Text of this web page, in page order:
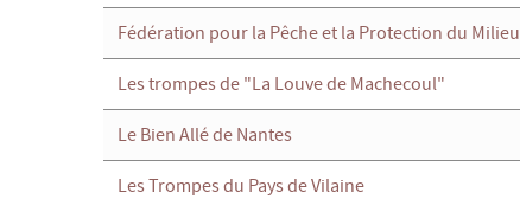
Fédération pour la Pêche et la Protection du
Les trompes de "La Louve de Machecoul"
Le Bien Allé de Nantes
Les Trompes du Pays de Vilaine